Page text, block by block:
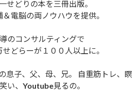
せどりの本を三冊出版。
電脳の両ノウハウを提供。
のコンサルティングで
どらーが１００人以上に。
息子、父、母、兄。 自重筋トレ、瞑
い、Youtube見るの。